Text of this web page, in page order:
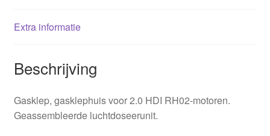
Extra informatie
Beschrijving
Gasklep, gasklephuis voor 2.0 HDI RH02-motoren.
Geassembleerde luchtdoseerunit.